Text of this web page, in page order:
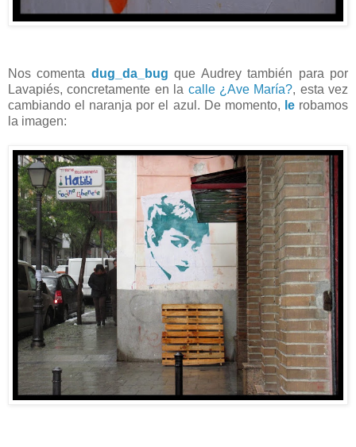
Nos comenta dug_da_bug que Audrey también para por
Lavapiés, concretamente en la calle ¿Ave María?, esta vez
cambiando el naranja por el azul. De momento, lerobamos
la imagen: